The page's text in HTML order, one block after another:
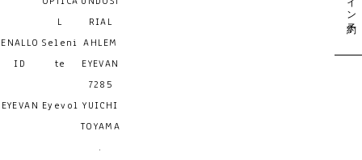
L
RIAL
ENALLO
ID
Seleni
te
AHLEM
EYEVAN
7285
EYEVAN Eyevol YUICHI
TOYAMA
.